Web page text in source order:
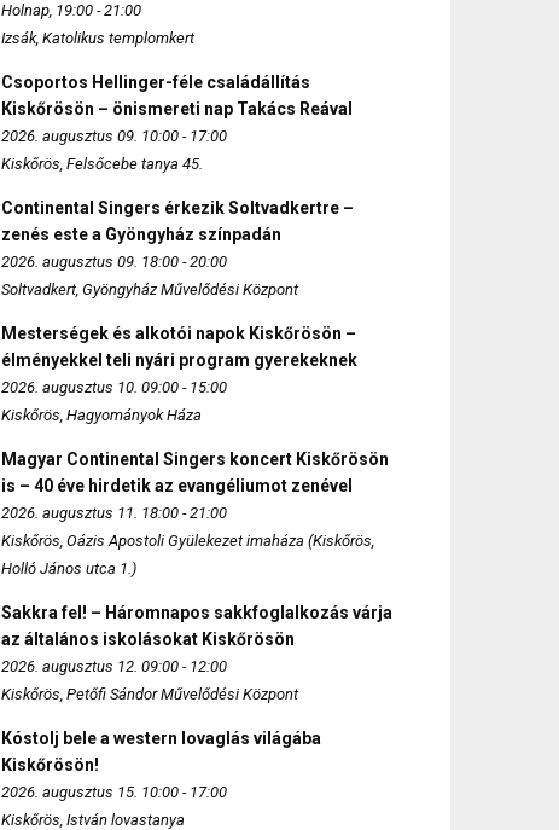
Holnap, 19:00 - 21:00
Izsák, Katolikus templomkert
Csoportos Hellinger-féle családállítás
Kiskőrösön – önismereti nap Takács Reával
2026. augusztus 09. 10:00 - 17:00
Kiskőrös, Felsőcebe tanya 45.
Continental Singers érkezik Soltvadkertre –
zenés este a Gyöngyház színpadán
2026. augusztus 09. 18:00 - 20:00
Soltvadkert, Gyöngyház Művelődési Központ
Mesterségek és alkotói napok Kiskőrösön –
élményekkel teli nyári program gyerekeknek
2026. augusztus 10. 09:00 - 15:00
Kiskőrös, Hagyományok Háza
Magyar Continental Singers koncert Kiskőrösön
is – 40 éve hirdetik az evangéliumot zenével
2026. augusztus 11. 18:00 - 21:00
Kiskőrös, Oázis Apostoli Gyülekezet imaháza (Kiskőrös,
Holló János utca 1.)
Sakkra fel! – Háromnapos sakkfoglalkozás várja
az általános iskolásokat Kiskőrösön
2026. augusztus 12. 09:00 - 12:00
Kiskőrös, Petőfi Sándor Művelődési Központ
Kóstolj bele a western lovaglás világába
Kiskőrösön!
2026. augusztus 15. 10:00 - 17:00
Kiskőrös, István lovastanya